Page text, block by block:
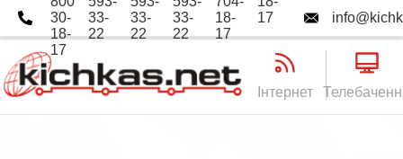
30-
18-
17
33-
22
33-
22
33-
22
18-
17
17
Інтернет